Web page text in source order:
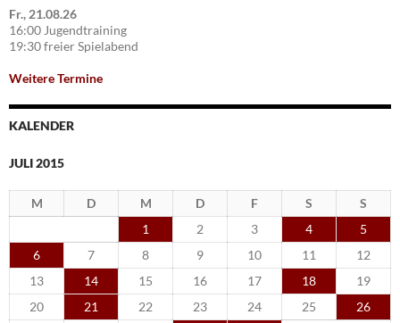
Fr., 21.08.26
16:00 Jugendtraining
19:30 freier Spielabend
Weitere Termine
KALENDER
JULI 2015
M D M D F S
S
1
2 3 4
5
6
7 8 9 10 11
12
13
14 15 16 17 18
19
20
21 22 23 24 25
26